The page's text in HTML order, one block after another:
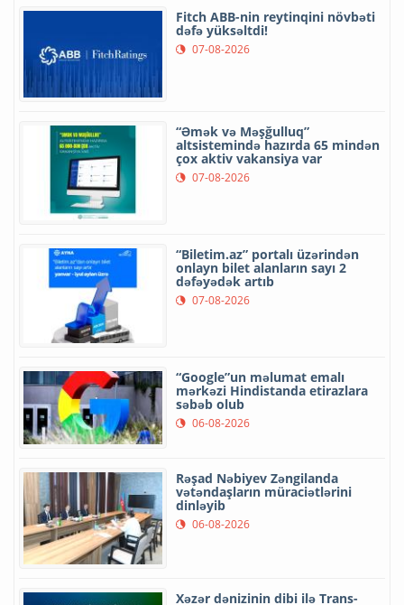
Fitch ABB-nin reytinqini növbəti
dəfə yüksəltdi!
07-08-2026
“Əmək və Məşğulluq”
altsistemində hazırda 65 mindən
çox aktiv vakansiya var
07-08-2026
“Biletim.az” portalı üzərindən
onlayn bilet alanların sayı 2
dəfəyədək artıb
07-08-2026
“Google”un məlumat emalı
mərkəzi Hindistanda etirazlara
səbəb olub
06-08-2026
Rəşad Nəbiyev Zəngilanda
vətəndaşların müraciətlərini
dinləyib
06-08-2026
Xəzər dənizinin dibi ilə Trans-